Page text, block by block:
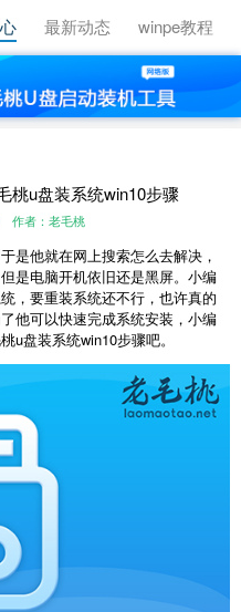
最新动态 winpe教程
桃u盘装系统win10步骤
作者：老毛桃
是他就在网上搜索怎么去解决，
是电脑开机依旧还是黑屏。小编
，要重装系统还不行，也许真的
他可以快速完成系统安装，小编
u盘装系统win10步骤吧。